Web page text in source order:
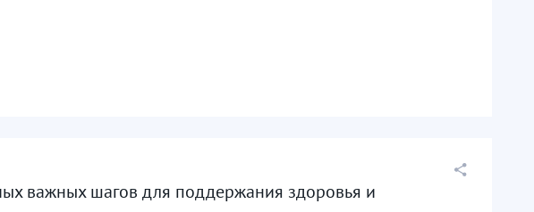
важных шагов для поддержания здоровья и